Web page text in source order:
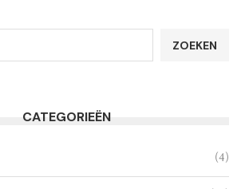
ZOEKEN
CATEGORIEËN
(4)